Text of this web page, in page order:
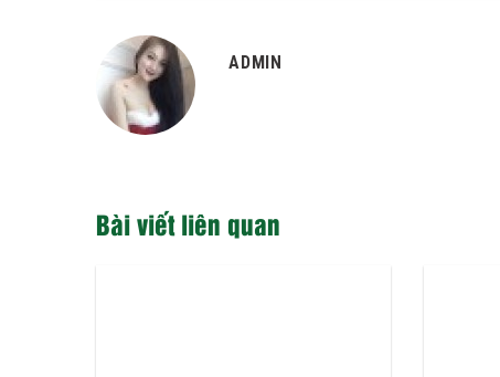
ADMIN
Bài viết liên quan